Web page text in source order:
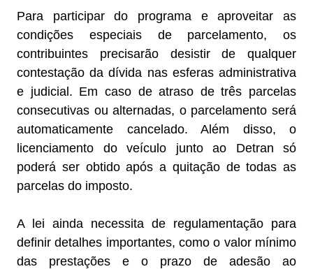
Para participar do programa e aproveitar as
condições especiais de parcelamento, os
contribuintes precisarão desistir de qualquer
contestação da dívida nas esferas administrativa
e judicial. Em caso de atraso de três parcelas
consecutivas ou alternadas, o parcelamento será
automaticamente cancelado. Além disso, o
licenciamento do veículo junto ao Detran só
poderá ser obtido após a quitação de todas as
parcelas do imposto.
A lei ainda necessita de regulamentação para
definir detalhes importantes, como o valor mínimo
das prestações e o prazo de adesão ao